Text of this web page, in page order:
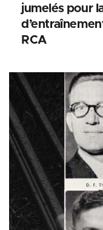
jumelés pour
RCA